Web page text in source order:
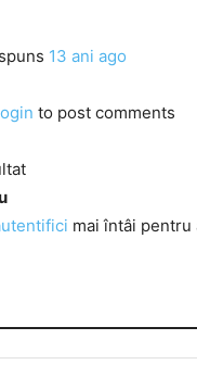
13 ani ago
to post comments
mai întâi pentru